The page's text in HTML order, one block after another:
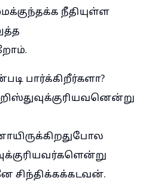
நீதியுள்ள
பார்க்கிறீர்களா?
சிந்திக்கக்கடவன்.